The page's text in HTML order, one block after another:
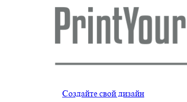
Создайте свой дизайн